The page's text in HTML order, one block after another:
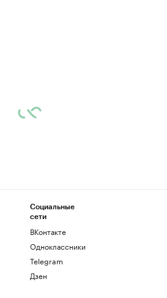
Социальные
сети
ВКонтакте
Одноклассники
Telegram
Дзен